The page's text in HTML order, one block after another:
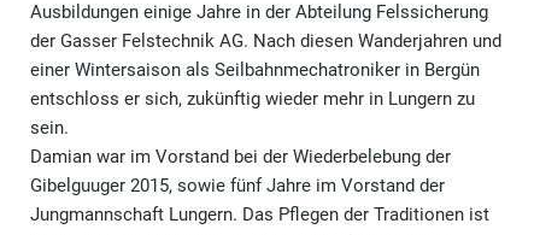
Ausbildungen einige Jahre in der Abteilung Felssicherung
der Gasser Felstechnik AG. Nach diesen Wanderjahren und
einer Wintersaison als Seilbahnmechatroniker in Bergün
entschloss er sich, zukünftig wieder mehr in Lungern zu
sein.
Damian war im Vorstand bei der Wiederbelebung der
Gibelguuger 2015, sowie fünf Jahre im Vorstand der
Jungmannschaft Lungern. Das Pflegen der Traditionen ist